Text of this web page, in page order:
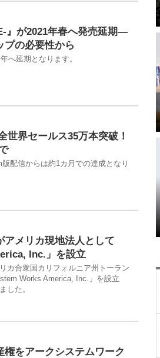
』が2021年春へ発売延期―
プの必要性から
へ延期となります。
世界セールス35万本突破！
配信からは約1カ月での達成となり
アメリカ現地法人として
Inc.」を設立
カ合衆国カリフォルニア州トーラン
Works America, Inc.」を設立
した。
をアークシステムワーク